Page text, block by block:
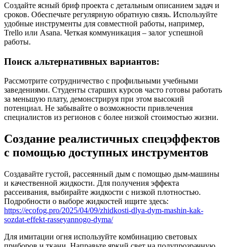
Создайте ясный бриф проекта с детальным описанием задач и
сроков. Обеспечьте регулярную обратную связь. Используйте
удобные инструменты для совместной работы, например,
Trello или Asana. Четкая коммуникация – залог успешной
работы.
Поиск альтернативных вариантов:
Рассмотрите сотрудничество с профильными учебными
заведениями. Студенты старших курсов часто готовы работать
за меньшую плату, демонстрируя при этом высокий
потенциал. Не забывайте о возможности привлечения
специалистов из регионов с более низкой стоимостью жизни.
Создание реалистичных спецэффектов
с помощью доступных инструментов
Создавайте густой, рассеянный дым с помощью дым-машины
и качественной жидкости. Для получения эффекта
рассеивания, выбирайте жидкости с низкой плотностью.
Подробности о выборе жидкостей ищите здесь:
https://ecofog.pro/2025/04/09/zhidkosti-dlya-dym-mashin-kak-
sozdat-effekt-rasseyannogo-dyma/
Для имитации огня используйте комбинацию световых